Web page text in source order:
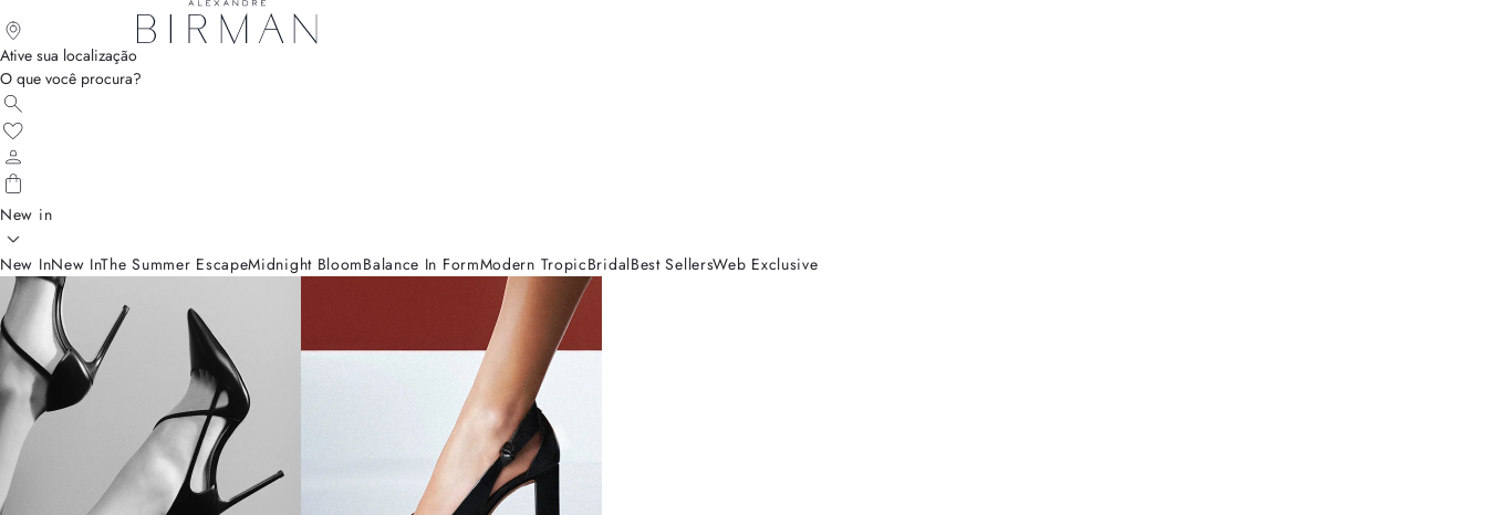
Ative sua localização
O que você procura?
New in
New InNew InThe Summer EscapeMidnight BloomBalance In FormModern TropicBridalBest SellersWeb Exclusive